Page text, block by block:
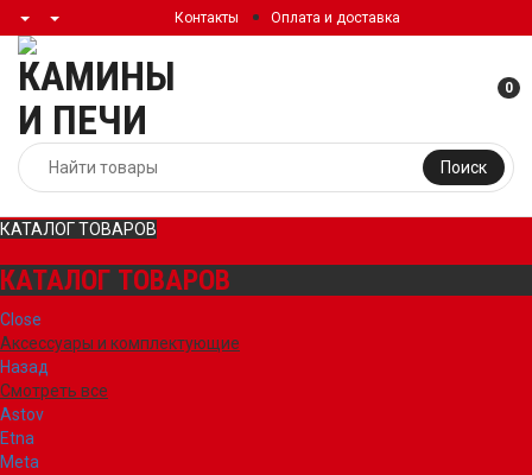
Контакты Оплата и доставка
Поиск
0
КАТАЛОГ ТОВАРОВ
КАТАЛОГ ТОВАРОВ
Close
Аксессуары и комплектующие
Назад
Смотреть все
Astov
Etna
Meta